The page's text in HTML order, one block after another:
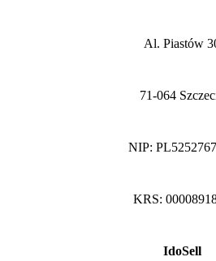
Al. Piastów
71-064
NIP:
KRS:
IdoSell